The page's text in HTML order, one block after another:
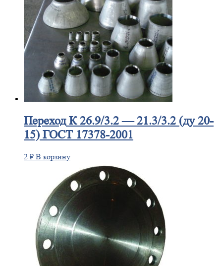
ПереходК 26.9/3.2 — 21.3/3.2 (ду 20-
15) ГОСТ 17378-2001
2 ₽ В корзину